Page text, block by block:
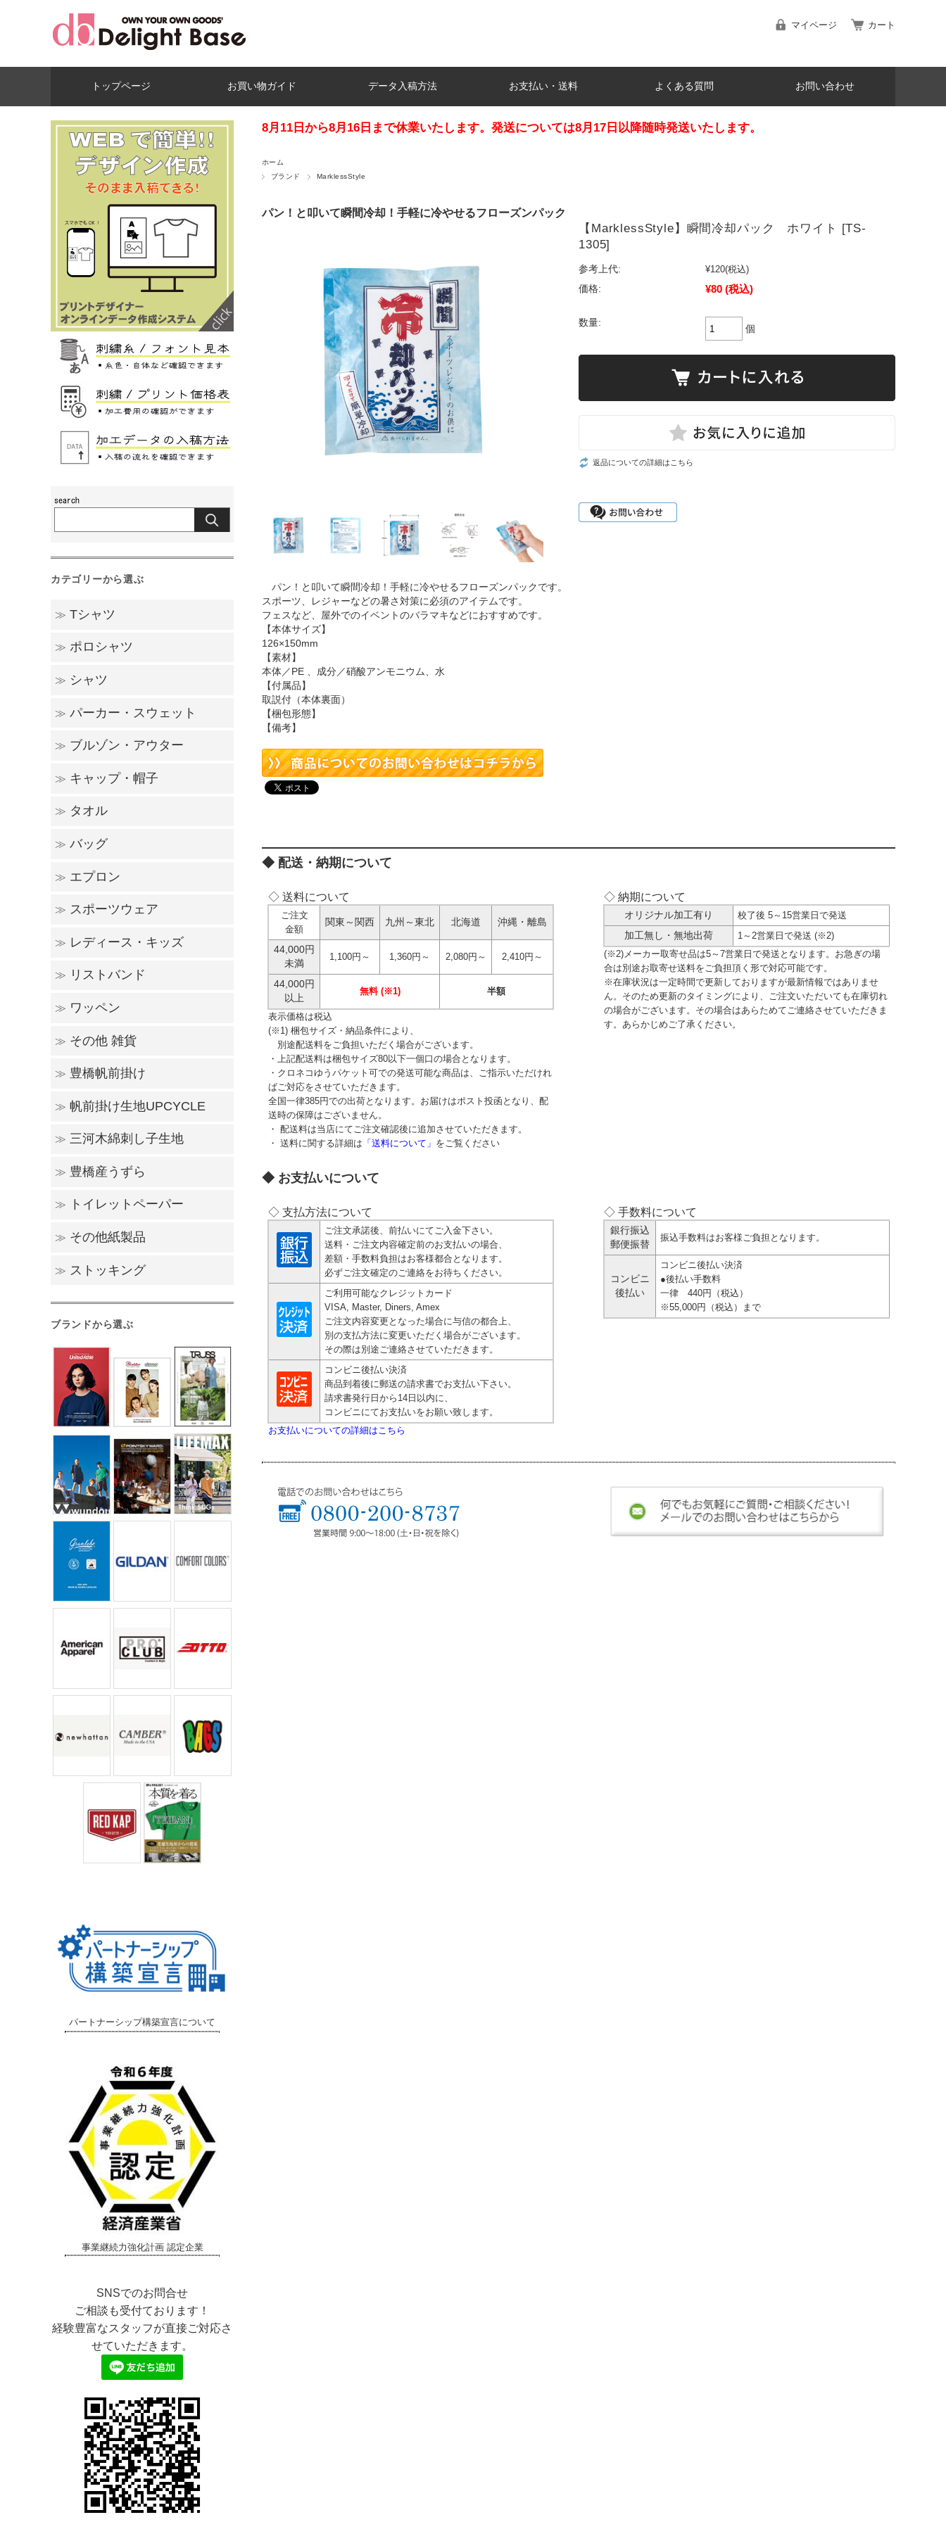
マイページ カート
トップページ お買い物ガイド データ入稿方法 お支払い・送料 よくある質問 お問い合わせ
8月11日から8月16日まで休業いたします。発送については8月17日以降随時発送いたします。
ホーム
ブランド
MarklessStyle
パン！と叩いて瞬間冷却！手軽に冷やせるフローズンパック
【MarklessStyle】瞬間冷却パック ホワイト [TS-
1305]
参考上代: ¥120(税込)
価格:
¥80 (税込)
数量:
個
返品についての詳細はこちら
パン！と叩いて瞬間冷却！手軽に冷やせるフローズンパックです。
スポーツ、レジャーなどの暑さ対策に必須のアイテムです。
フェスなど、屋外でのイベントのバラマキなどにおすすめです。
【本体サイズ】
126×150mm
【素材】
本体／PE 、成分／硝酸アンモニウム、水
【付属品】
取説付（本体裏面）
【梱包形態】
【備考】
配送・納期について
◇ 送料について
ご注文
金額
関東～関西 九州～東北 北海道 沖縄・離島
44,000円
未満
1,100円～ 1,360円～ 2,080円～ 2,410円～
44,000円
以上
無料 (※1) 半額
表示価格は税込
(※1) 梱包サイズ・納品条件により、
別途配送料をご負担いただく場合がございます。
・上記配送料は梱包サイズ80以下一個口の場合となります。
・クロネコゆうパケット可での発送可能な商品は、ご指示いただけれ
ばご対応をさせていただきます。
全国一律385円での出荷となります。お届けはポスト投函となり、配
送時の保障はございません。
・ 配送料は当店にてご注文確認後に追加させていただきます。
・ 送料に関する詳細は 「送料について」 をご覧ください
◇ 納期について
オリジナル加工有り
校了後 5～15営業日で発送
加工無し・無地出荷
1～2営業日で発送 (※2)
(※2)メーカー取寄せ品は5～7営業日で発送となります。お急ぎの場
合は別途お取寄せ送料をご負担頂く形で対応可能です。
※在庫状況は一定時間で更新しておりますが最新情報ではありませ
ん。そのため更新のタイミングにより、ご注文いただいても在庫切れ
の場合がございます。その場合はあらためてご連絡させていただきま
す。あらかじめご了承ください。
お支払いについて
◇ 支払方法について
ご注文承諾後、前払いにてご入金下さい。
送料・ご注文内容確定前のお支払いの場合、
差額・手数料負担はお客様都合となります。
必ずご注文確定のご連絡をお待ちください。
ご利用可能なクレジットカード
VISA, Master, Diners, Amex
ご注文内容変更となった場合に与信の都合上、
別の支払方法に変更いただく場合がございます。
その際は別途ご連絡させていただきます。
コンビニ後払い決済
商品到着後に郵送の請求書でお支払い下さい。
請求書発行日から14日以内に、
コンビニにてお支払いをお願い致します。
お支払いについての詳細はこちら
◇ 手数料について
銀行振込
郵便振替
振込手数料はお客様ご負担となります。
コンビニ
後払い
コンビニ後払い決済
●後払い手数料
一律 440円（税込）
※55,000円（税込）まで
カテゴリーから選ぶ
≫ Tシャツ
半袖Tシャツ
長袖Tシャツ
≫ ポロシャツ
半袖ポロシャツ
長袖ポロシャツ
≫ シャツ
シャツ
≫ パーカー・スウェット
パーカー
スウェット
≫ ブルゾン・アウター
薄手ブルゾン
厚手ブルゾン
その他
≫ キャップ・帽子
キャップ
ニット帽子
その他
≫ タオル
ハンドタオル
フェイスタオル
スポーツタオル
バスタオル
≫ バッグ
コットンバッグ
ポリエステル・ナイロン
デニム・レザー・スウェット
サコッシュ・リュック
ポーチ・巾着
保冷・保温バッグ
≫ エプロン
胸当てエプロン
腰巻きエプロン
≫ スポーツウェア
トップス
パンツ
ジャージ
ビブス・ピステ
その他
≫ レディース・キッズ
レディースウェア
キッズウェア
≫ リストバンド
ショートタイプ
ロングタイプ
≫ ワッペン
家紋ワッペン
ゼッケンワッペン
≫ その他 雑貨
マスク
その他
≫ 豊橋帆前掛け
豊橋帆前掛け
帆前掛け生地グッズ
自社ブランド「meguri」
≫ 帆前掛け生地UPCYCLE
帆前掛け生地UPCYCLE
≫ 三河木綿刺し子生地
刺し子生地グッズ
≫ 豊橋産うずら
食用うずら卵
孵化用有精卵
うずら加工卵
うずら商品その他
≫ トイレットペーパー
ケース販売
バラ売り・セット販売
≫ その他紙製品
その他紙製品
≫ ストッキング
ストッキング
ブランドから選ぶ
パートナーシップ構築宣言について
事業継続力強化計画 認定企業
SNSでのお問合せ
ご相談も受付ております！
経験豊富なスタッフが直接ご対応さ
せていただきます。